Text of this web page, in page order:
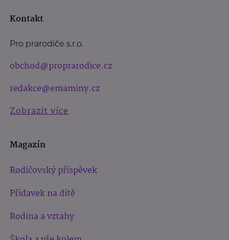
Kontakt
Pro prarodiče s.r.o.
obchod@proprarodice.cz
redakce@emaminy.cz
Zobrazit více
Magazín
Rodičovský příspěvek
Přídavek na dítě
Rodina a vztahy